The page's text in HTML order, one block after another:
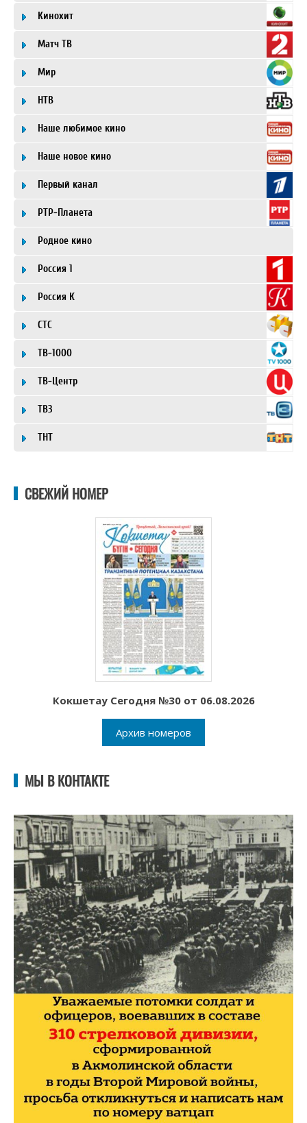
Кинохит
Матч ТВ
Мир
НТВ
Наше любимое кино
Наше новое кино
Первый канал
РТР-Планета
Родное кино
Россия 1
Россия К
СТС
ТВ-1000
ТВ-Центр
ТВ3
ТНТ
СВЕЖИЙ НОМЕР
Кокшетау Сегодня №30 от 06.08.2026
Архив номеров
МЫ В КОНТАКТЕ